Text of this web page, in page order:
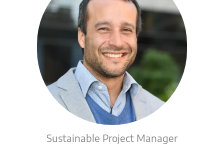
Sustainable Project Manager